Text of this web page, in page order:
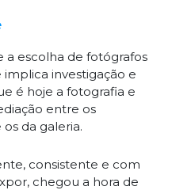
a escolha de fotógrafos
investigação e
é hoje a fotografia e
entre os
da galeria.
consistente e com
chegou a hora de